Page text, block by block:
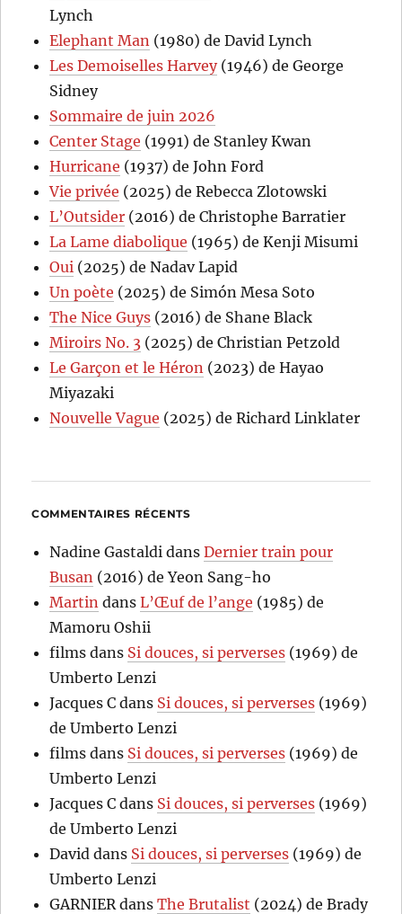
Lynch
Elephant Man (1980) de David Lynch
Les Demoiselles Harvey(1946) de George
Sidney
Sommaire de juin 2026
Center Stage (1991) de Stanley Kwan
Hurricane (1937) de John Ford
Vie privée (2025) de Rebecca Zlotowski
L’Outsider (2016) de Christophe Barratier
La Lame diabolique (1965) de Kenji Misumi
Oui (2025) de Nadav Lapid
Un poète (2025) de Simón Mesa Soto
The Nice Guys (2016) de Shane Black
Miroirs No. 3 (2025) de Christian Petzold
Le Garçon et le Héron (2023) de Hayao
Miyazaki
Nouvelle Vague (2025) de Richard Linklater
COMMENTAIRES RÉCENTS
Nadine Gastaldi dansDernier train pour
Busan (2016) de Yeon Sang-ho
Martin dansL’Œuf de l’ange (1985) de
Mamoru Oshii
films dans Si douces, si perverses (1969) de
Umberto Lenzi
Jacques C dans Si douces, si perverses (1969)
de Umberto Lenzi
films dans Si douces, si perverses (1969) de
Umberto Lenzi
Jacques C dans Si douces, si perverses (1969)
de Umberto Lenzi
David dans Si douces, si perverses (1969) de
Umberto Lenzi
GARNIER dansThe Brutalist (2024) de Brady